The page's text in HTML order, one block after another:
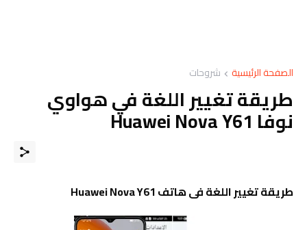
الصفحة الرئيسية شروحات
طريقة تغيير اللغة في هواوي
نوفا Huawei Nova Y61
طريقة تغيير اللغة فى هاتف Huawei Nova Y61